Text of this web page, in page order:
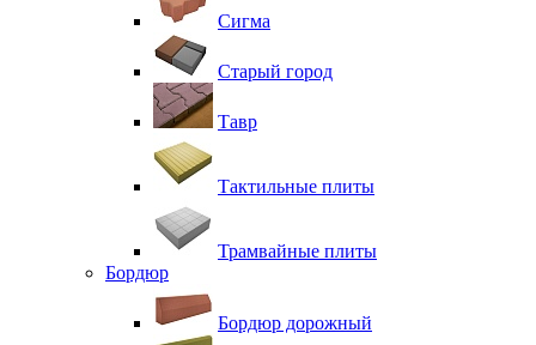
Сигма
Старый город
Тавр
Тактильные плиты
Трамвайные плиты
Бордюр
Бордюр дорожный